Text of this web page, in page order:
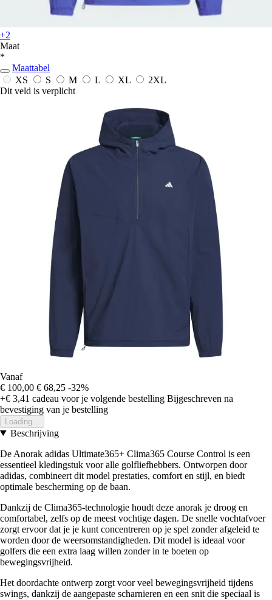
+2
Maat
*
Maattabel
XS
S M L XL
2XL
Dit veld is verplicht
Vanaf
€ 100,00 € 68,25 -32%
+€ 3,41 cadeau voor je volgende bestelling Bijgeschreven na
bevestiging van je bestelling
Loading...
Beschrijving
De Anorak adidas Ultimate365+ Clima365 Course Control is een
essentieel kledingstuk voor alle golfliefhebbers. Ontworpen door
adidas, combineert dit model prestaties, comfort en stijl, en biedt
optimale bescherming op de baan.
Dankzij de Clima365-technologie houdt deze anorak je droog en
comfortabel, zelfs op de meest vochtige dagen. De snelle vochtafvoer
zorgt ervoor dat je je kunt concentreren op je spel zonder afgeleid te
worden door de weersomstandigheden. Dit model is ideaal voor
golfers die een extra laag willen zonder in te boeten op
bewegingsvrijheid.
Het doordachte ontwerp zorgt voor veel bewegingsvrijheid tijdens
swings, dankzij de aangepaste scharnieren en een snit die speciaal is